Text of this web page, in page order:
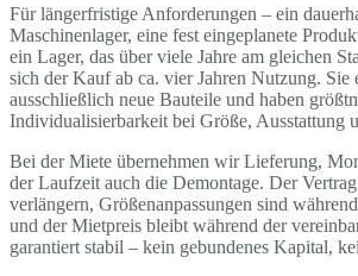
Für längerfristige Anforderungen – ein
Maschinenlager, eine fest eingeplanete
ein Lager, das über viele Jahre am gleichen
sich der Kauf ab ca. vier Jahren Nutzung. Sie
ausschließlich neue Bauteile und haben
Individualisierbarkeit bei Größe, Ausstattung
Bei der Miete übernehmen wir Lieferung,
der Laufzeit auch die Demontage. Der
verlängern, Größenanpassungen sind
und der Mietpreis bleibt während der
garantiert stabil – kein gebundenes Kapital,